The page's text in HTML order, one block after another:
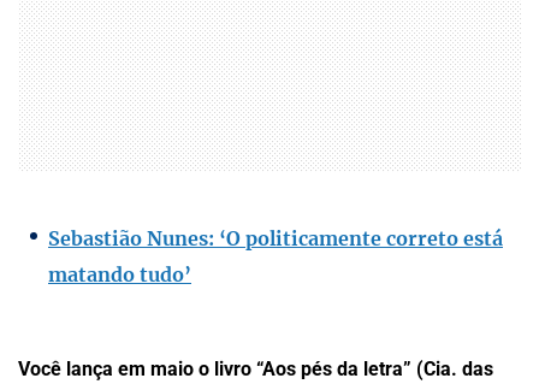
Sebastião Nunes: ‘O politicamente correto está
matando tudo’
Você lança em maio o livro “Aos pés da letra” (Cia. das